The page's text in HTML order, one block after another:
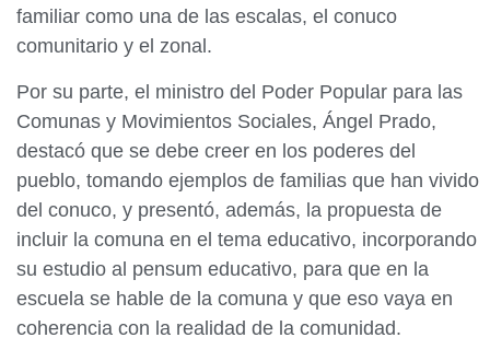
familiar como una de las escalas, el conuco
comunitario y el zonal.
Por su parte, el ministro del Poder Popular para las
Comunas y Movimientos Sociales, Ángel Prado,
destacó que se debe creer en los poderes del
pueblo, tomando ejemplos de familias que han vivido
del conuco, y presentó, además, la propuesta de
incluir la comuna en el tema educativo, incorporando
su estudio al pensum educativo, para que en la
escuela se hable de la comuna y que eso vaya en
coherencia con la realidad de la comunidad.